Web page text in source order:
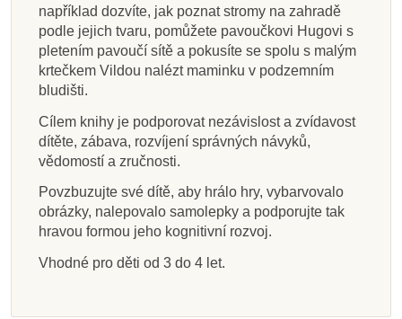
199 Kč
Přidat do košíku
155 Kč
Přidat do košíku
229 Kč
Přidat do košíku
159 Kč
Přidat do košíku
229 Kč
Přidat do košíku
305 Kč
Přidat do košíku
305 Kč
Zobrazit detail
229 Kč
Přidat do košíku
například dozvíte, jak poznat stromy na zahradě
podle jejich tvaru, pomůžete pavoučkovi Hugovi s
pletením pavoučí sítě a pokusíte se spolu s malým
krtečkem Vildou nalézt maminku v podzemním
bludišti.
Cílem knihy je podporovat nezávislost a zvídavost
dítěte, zábava, rozvíjení správných návyků,
vědomostí a zručnosti.
Povzbuzujte své dítě, aby hrálo hry, vybarvovalo
obrázky, nalepovalo samolepky a podporujte tak
hravou formou jeho kognitivní rozvoj.
Vhodné pro děti od 3 do 4 let.